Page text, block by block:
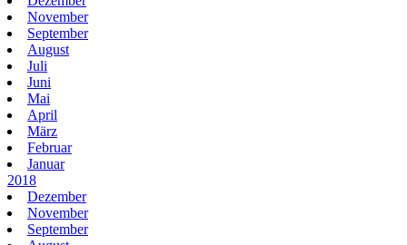
November
September
August
Juli
Juni
Mai
April
März
Februar
Januar
2018
Dezember
November
September